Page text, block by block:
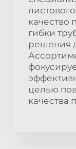
качество
гибки
решения
целью
качества